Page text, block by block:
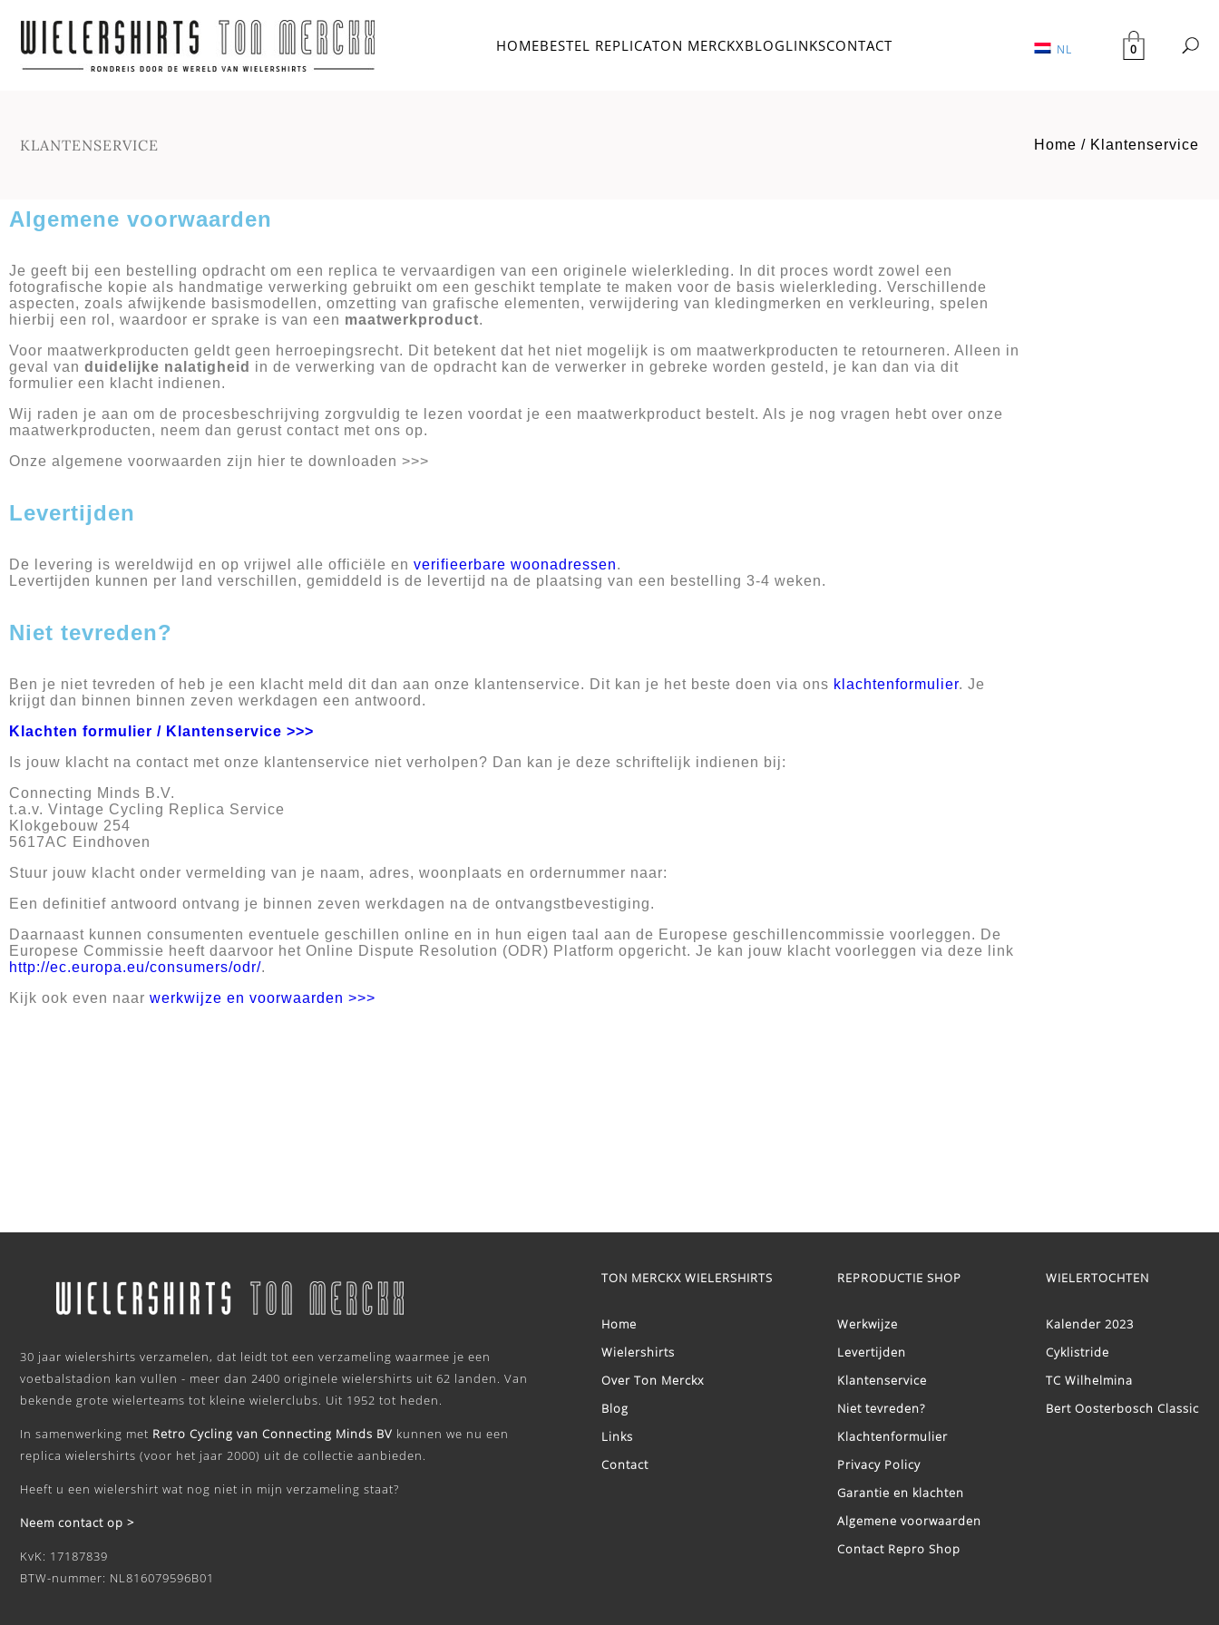
HOMEBESTEL REPLICATON MERCKXBLOGLINKSCONTACT NL 0
KLANTENSERVICE Home / Klantenservice
Algemene voorwaarden
Je geeft bij een bestelling opdracht om een replica te vervaardigen van een originele wielerkleding. In dit proces wordt zowel een
fotografische kopie als handmatige verwerking gebruikt om een geschikt template te maken voor de basis wielerkleding. Verschillende
aspecten, zoals afwijkende basismodellen, omzetting van grafische elementen, verwijdering van kledingmerken en verkleuring, spelen
hierbij een rol, waardoor er sprake is van een maatwerkproduct.
Voor maatwerkproducten geldt geen herroepingsrecht. Dit betekent dat het niet mogelijk is om maatwerkproducten te retourneren. Alleen in
geval van duidelijke nalatigheid in de verwerking van de opdracht kan de verwerker in gebreke worden gesteld, je kan dan via dit
formulier een klacht indienen.
Wij raden je aan om de procesbeschrijving zorgvuldig te lezen voordat je een maatwerkproduct bestelt. Als je nog vragen hebt over onze
maatwerkproducten, neem dan gerust contact met ons op.
Onze algemene voorwaarden zijn hier te downloaden >>>
Levertijden
De levering is wereldwijd en op vrijwel alle officiële en verifieerbare woonadressen.
Levertijden kunnen per land verschillen, gemiddeld is de levertijd na de plaatsing van een bestelling 3-4 weken.
Niet tevreden?
Ben je niet tevreden of heb je een klacht meld dit dan aan onze klantenservice. Dit kan je het beste doen via ons klachtenformulier. Je
krijgt dan binnen binnen zeven werkdagen een antwoord.
Klachten formulier / Klantenservice >>>
Is jouw klacht na contact met onze klantenservice niet verholpen? Dan kan je deze schriftelijk indienen bij:
Connecting Minds B.V.
t.a.v. Vintage Cycling Replica Service
Klokgebouw 254
5617AC Eindhoven
Stuur jouw klacht onder vermelding van je naam, adres, woonplaats en ordernummer naar:
Een definitief antwoord ontvang je binnen zeven werkdagen na de ontvangstbevestiging.
Daarnaast kunnen consumenten eventuele geschillen online en in hun eigen taal aan de Europese geschillencommissie voorleggen. De
Europese Commissie heeft daarvoor het Online Dispute Resolution (ODR) Platform opgericht. Je kan jouw klacht voorleggen via deze link
http://ec.europa.eu/consumers/odr/.
Kijk ook even naar werkwijze en voorwaarden >>>
30 jaar wielershirts verzamelen, dat leidt tot een verzameling waarmee je een
voetbalstadion kan vullen - meer dan 2400 originele wielershirts uit 62 landen. Van
bekende grote wielerteams tot kleine wielerclubs. Uit 1952 tot heden.
In samenwerking met Retro Cycling van Connecting Minds BV kunnen we nu een
replica wielershirts (voor het jaar 2000) uit de collectie aanbieden.
Heeft u een wielershirt wat nog niet in mijn verzameling staat?
Neem contact op >
KvK: 17187839
BTW-nummer: NL816079596B01
TON MERCKX WIELERSHIRTS
Home
Wielershirts
Over Ton Merckx
Blog
Links
Contact
REPRODUCTIE SHOP
Werkwijze
Levertijden
Klantenservice
Niet tevreden?
Klachtenformulier
Privacy Policy
Garantie en klachten
Algemene voorwaarden
Contact Repro Shop
WIELERTOCHTEN
Kalender 2023
Cyklistride
TC Wilhelmina
Bert Oosterbosch Classic